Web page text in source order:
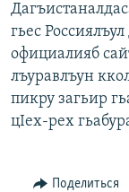
гьес
официалияб
лъуравлъун
пикру загьир
цIех-рех
Поделиться